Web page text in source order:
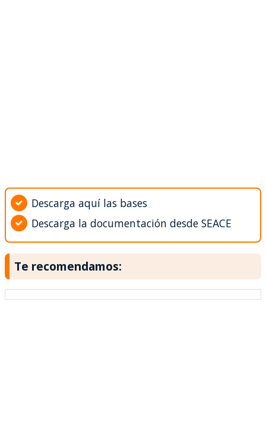
Descarga aquí las bases
Descarga la documentación desde SEACE
Te recomendamos: